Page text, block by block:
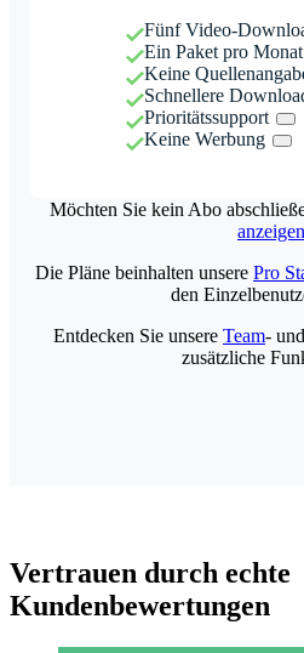
Fünf Video-
Ein Paket pro Monat
Keine
Schnellere
Prioritätssupport
Keine Werbung
Möchten Sie kein Abo
anzeigen
Die Pläne beinhalten unsere Pro
den
Entdecken Sie unsere Team- und
zusätzliche
Vertrauen durch echte
Kundenbewertungen